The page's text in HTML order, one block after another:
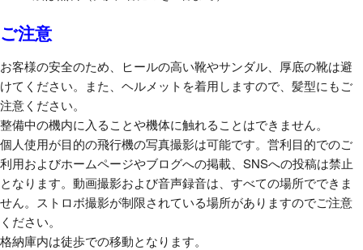
ご注意
お客様の安全のため、ヒールの高い靴やサンダル、厚底の靴は避
けてください。また、ヘルメットを着用しますので、髪型にもご
注意ください。
整備中の機内に入ることや機体に触れることはできません。
個人使用が目的の飛行機の写真撮影は可能です。営利目的でのご
利用およびホームページやブログへの掲載、SNSへの投稿は禁止
となります。動画撮影および音声録音は、すべての場所でできま
せん。ストロボ撮影が制限されている場所がありますのでご注意
ください。
格納庫内は徒歩での移動となります。